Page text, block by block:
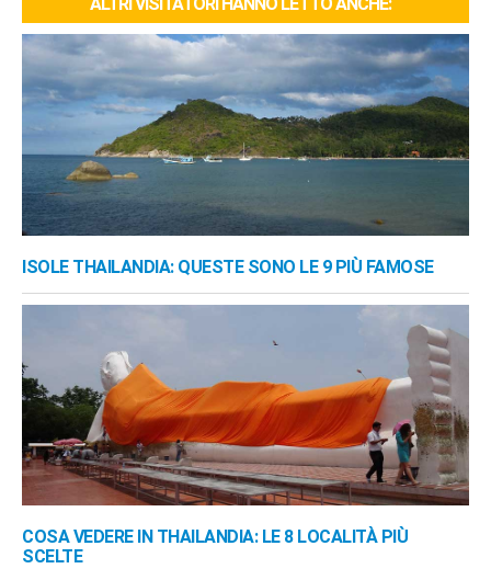
ISOLE THAILANDIA: QUESTE SONO LE 9 PIÙ FAMOSE
COSA VEDERE IN THAILANDIA: LE 8 LOCALITÀ PIÙ
SCELTE